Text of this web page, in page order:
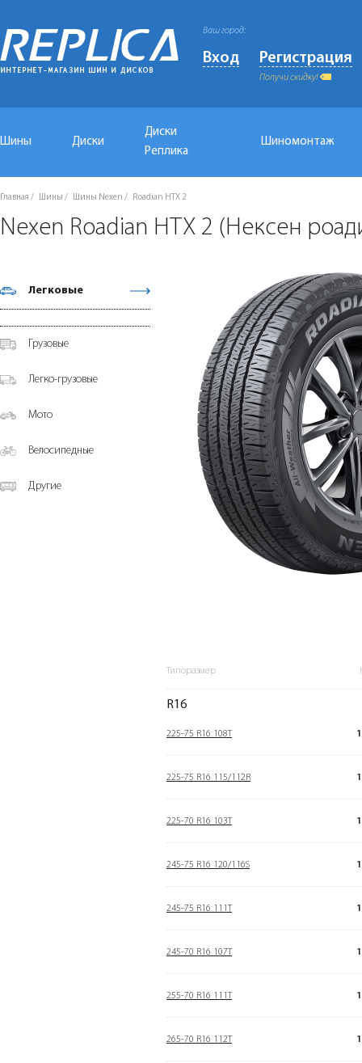
Ваш город:
Вход Регистрация
Получи скидку!
Шины Диски
Диски
Реплика
Шиномонтаж
Главная Шины Шины Nexen Roadian HTX 2
Nexen Roadian HTX 2 (Нексен
Легковые
Грузовые
Легко-грузовые
Мото
Велосипедные
Другие
Типоразмер
R16
225-75 R16 108T
225-75 R16 115/112R
225-70 R16 103T
245-75 R16 120/116S
245-75 R16 111T
245-70 R16 107T
255-70 R16 111T
265-70 R16 112T